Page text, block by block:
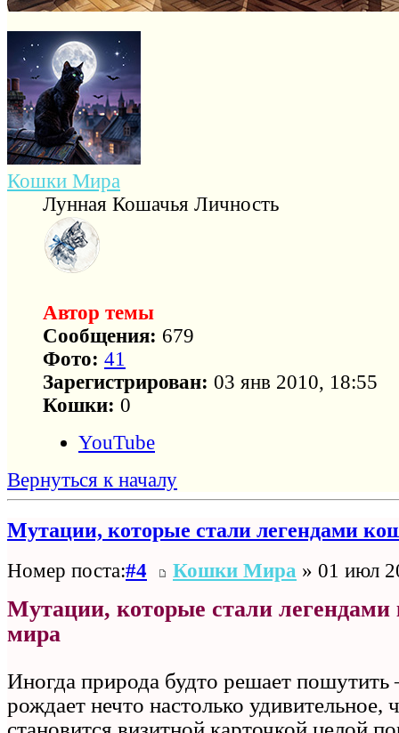
Кошки Мира
Лунная Кошачья Личность
Автор темы
Сообщения: 679
Фото: 41
Зарегистрирован: 03 янв 2010, 18:55
Кошки: 0
YouTube
Вернуться к началу
Мутации, которые стали легендами
Номер поста:#4 Кошки Мира » 01 июл
Мутации, которые стали легендами
мира
Иногда природа будто решает
рождает нечто настолько удивительное,